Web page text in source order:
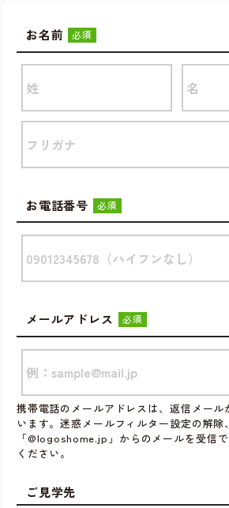
お名前 必須
お電話番号 必須
メールアドレス 必須
携帯電話のメールアドレスは、返信メール
います。迷惑メールフィルター設定の解除
「@logoshome.jp」からのメールを受信
ください。
ご見学先